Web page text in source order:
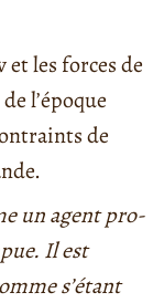
et les forces de
l’époque
de
un agent pro-
Il est
s’étant